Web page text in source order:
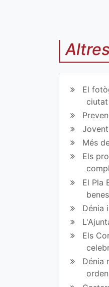
en
Fa
ce
bo
ok
El
Més
Els
El Pla
Dénia
Els
Dénia